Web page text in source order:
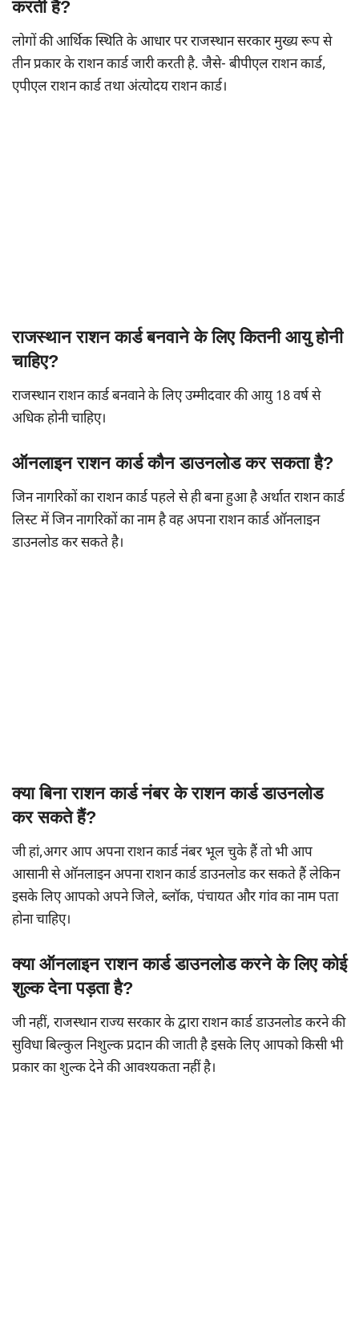
करती है?
लोगों की आर्थिक स्थिति के आधार पर राजस्थान सरकार मुख्य रूप से
तीन प्रकार के राशन कार्ड जारी करती है. जैसे- बीपीएल राशन कार्ड,
एपीएल राशन कार्ड तथा अंत्योदय राशन कार्ड।
राजस्थान राशन कार्ड बनवाने के लिए कितनी आयु होनी
चाहिए?
राजस्थान राशन कार्ड बनवाने के लिए उम्मीदवार की आयु 18 वर्ष से
अधिक होनी चाहिए।
ऑनलाइन राशन कार्ड कौन डाउनलोड कर सकता है?
जिन नागरिकों का राशन कार्ड पहले से ही बना हुआ है अर्थात राशन कार्ड
लिस्ट में जिन नागरिकों का नाम है वह अपना राशन कार्ड ऑनलाइन
डाउनलोड कर सकते है।
क्या बिना राशन कार्ड नंबर के राशन कार्ड डाउनलोड
कर सकते हैं?
जी हां,अगर आप अपना राशन कार्ड नंबर भूल चुके हैं तो भी आप
आसानी से ऑनलाइन अपना राशन कार्ड डाउनलोड कर सकते हैं लेकिन
इसके लिए आपको अपने जिले, ब्लॉक, पंचायत और गांव का नाम पता
होना चाहिए।
क्या ऑनलाइन राशन कार्ड डाउनलोड करने के लिए कोई
शुल्क देना पड़ता है?
जी नहीं, राजस्थान राज्य सरकार के द्वारा राशन कार्ड डाउनलोड करने की
सुविधा बिल्कुल निशुल्क प्रदान की जाती है इसके लिए आपको किसी भी
प्रकार का शुल्क देने की आवश्यकता नहीं है।